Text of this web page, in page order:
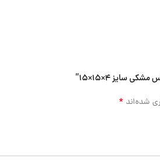
سایز 4×15×15”
شده‌اند *